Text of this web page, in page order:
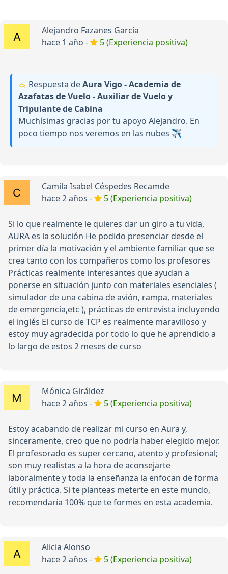
Alejandro Fazanes García
hace 1 año -
5 (Experiencia positiva)
Respuesta deAura Vigo - Academia de
Azafatas de Vuelo - Auxiliar de Vuelo y
Tripulante de Cabina
Muchísimas gracias por tu apoyo Alejandro. En
poco tiempo nos veremos en las nubes ✈️
Camila Isabel Céspedes Recamde
hace 2 años -
5 (Experiencia positiva)
Si lo que realmente le quieres dar un giro a tu vida,
AURA es la solución He podido presenciar desde el
primer día la motivación y el ambiente familiar que se
crea tanto con los compañeros como los profesores
Prácticas realmente interesantes que ayudan a
ponerse en situación junto con materiales esenciales (
simulador de una cabina de avión, rampa, materiales
de emergencia,etc ), prácticas de entrevista incluyendo
el inglés El curso de TCP es realmente maravilloso y
estoy muy agradecida por todo lo que he aprendido a
lo largo de estos 2 meses de curso
Mónica Giráldez
hace 2 años -
5 (Experiencia positiva)
Estoy acabando de realizar mi curso en Aura y,
sinceramente, creo que no podría haber elegido mejor.
El profesorado es super cercano, atento y profesional;
son muy realistas a la hora de aconsejarte
laboralmente y toda la enseñanza la enfocan de forma
útil y práctica. Si te planteas meterte en este mundo,
recomendaría 100% que te formes en esta academia.
Alicia Alonso
hace 2 años -
5 (Experiencia positiva)